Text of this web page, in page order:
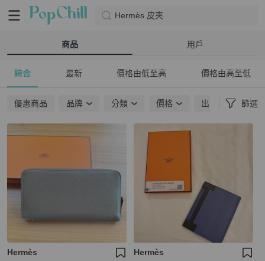
Hermès 皮夾
商品 用戶
綜合 最新 價格由低至高 價格由高至低
優惠商品 品牌 分類 價格 出貨地點 篩選
Hermès Hermès